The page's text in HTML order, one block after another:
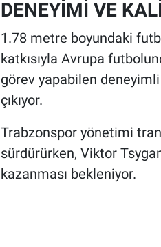
DENEYİMİ VE
1.78 metre boyundaki
katkısıyla Avrupa
görev yapabilen
çıkıyor.
Trabzonspor yönetimi
sürdürürken, Viktor
kazanması bekleniyor.